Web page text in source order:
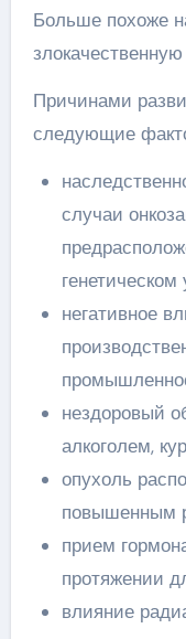
Больше похоже
Причинами
следующие
случаи
генетическом
негативное
нездоровый
алкоголем,
опухоль
повышенным
прием
протяжении
влияние